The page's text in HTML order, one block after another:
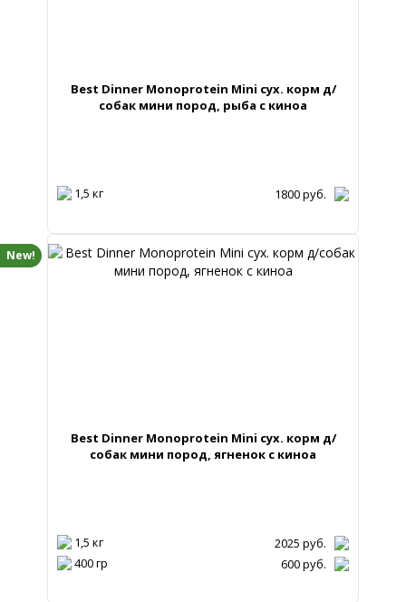
Best Dinner Monoprotein Mini сух. корм д/
собак мини пород, рыба с киноа
1,5 кг 1800руб.
New!
Best Dinner Monoprotein Mini сух. корм д/
собак мини пород, ягненок с киноа
1,5 кг 2025 руб.
400 гр
600руб.